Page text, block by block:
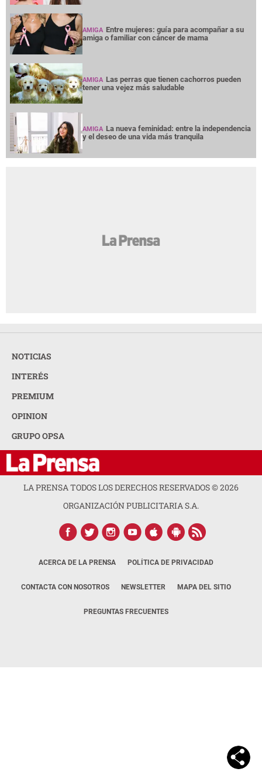
AMIGA Entre mujeres: guía para acompañar a su
amiga o familiar con cáncer de mama
AMIGA Las perras que tienen cachorros pueden
tener una vejez más saludable
AMIGA La nueva feminidad: entre la independencia
y el deseo de una vida más tranquila
NOTICIAS
INTERÉS
PREMIUM
OPINION
GRUPO OPSA
LA PRENSA TODOS LOS DERECHOS RESERVADOS ©2026
ORGANIZACIÓN PUBLICITARIA S.A.
ACERCA DE LA PRENSA POLÍTICA DE PRIVACIDAD
CONTACTA CON NOSOTROS NEWSLETTER MAPA DEL SITIO
PREGUNTAS FRECUENTES